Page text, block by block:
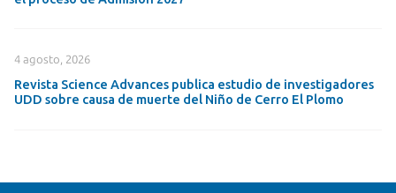
4 agosto, 2026
Revista Science Advances publica estudio de investigadores
UDD sobre causa de muerte del Niño de Cerro El Plomo